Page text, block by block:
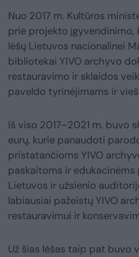
Nuo 2017 m. Kultūros
prie projekto įgyvendinimo,
lėšų Lietuvos nacionalinei
bibliotekai YIVO archyvo
restauravimo ir sklaidos
paveldo tyrinėjimams ir
Iš viso 2017–2021 m. buvo
eurų, kurie panaudoti
pristatančioms YIVO
paskaitoms ir edukacinėms
Lietuvos ir užsienio
labiausiai pažeistų YIVO
restauravimui ir
Už šias lėšas taip pat buvo